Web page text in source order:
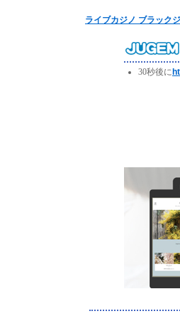
ライブカジノ ブラック
30秒後に